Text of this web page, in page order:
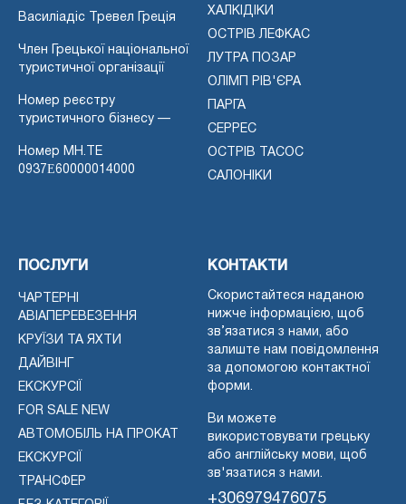
Василіадіс Тревел Греція
Член Грецької національної
туристичної організації
Номер реєстру
туристичного бізнесу —
Номер MH.TE
0937Ε60000014000
ХАЛКІДІКИ
ОСТРІВ ЛЕФКАС
ЛУТРА ПОЗАР
ОЛІМП РІВ'ЄРА
ПАРГА
СЕРРЕС
ОСТРІВ ТАСОС
САЛОНІКИ
ПОСЛУГИ
ЧАРТЕРНІ
АВІАПЕРЕВЕЗЕННЯ
КРУЇЗИ ТА ЯХТИ
ДАЙВІНГ
ЕКСКУРСІЇ
FOR SALE NEW
АВТОМОБІЛЬ НА ПРОКАТ
ЕКСКУРСІЇ
ТРАНСФЕР
КОНТАКТИ
Скористайтеся наданою
нижче інформацією, щоб
зв’язатися з нами, або
залиште нам повідомлення
за допомогою контактної
форми.
Ви можете
використовувати грецьку
або англійську мови, щоб
зв'язатися з нами.
+306979476075